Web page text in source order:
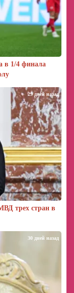
в 1/4 финала
трех стран в
29 дней назад
30 дней назад